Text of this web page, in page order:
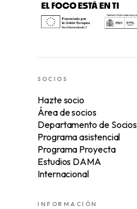
SOCIOS
Hazte socio
Área de socios
Departamento de Socios
Programa asistencial
Programa Proyecta
Estudios DAMA
Internacional
INFORMACIÓN